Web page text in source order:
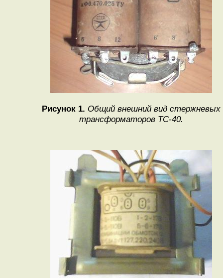
Рисунок 1. Общий внешний вид стержневых
трансформаторов ТС-40.